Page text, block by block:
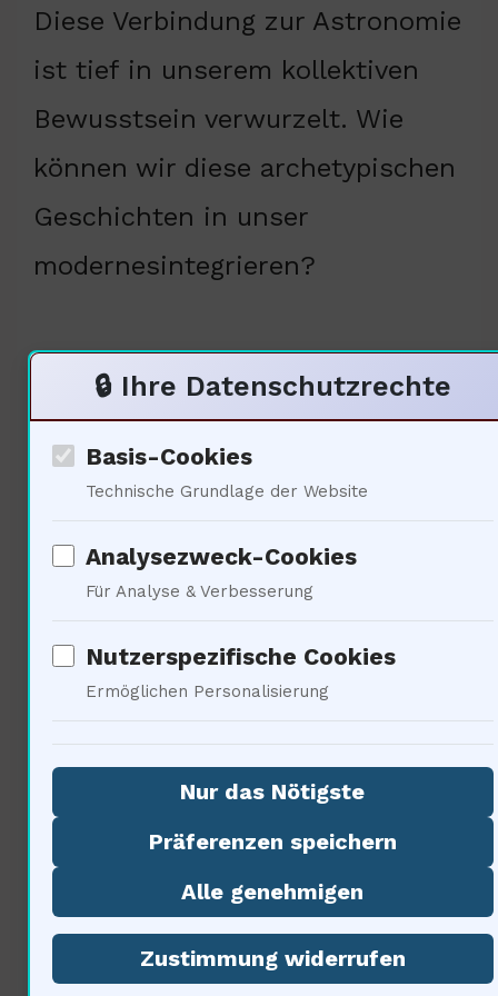
Diese Verbindung zur Astronomie
ist tief in unserem kollektiven
Bewusstsein verwurzelt. Wie
können wir diese archetypischen
Geschichten in unser
modernesintegrieren?
Technologische
Entwicklungen und ihre
Bedeutung für die
Astronomie
Die Technologien, die wir heute
nutzen, revolutionieren unsere
Sicht auf den Himmel. Satelliten
und Teleskope ermöglichen es
uns, weit über das
🔒 Ihre Datenschutzrechte
Basis-Cookies
Technische Grundlage der Website
Analysezweck-Cookies
Für Analyse & Verbesserung
Nutzerspezifische Cookies
Ermöglichen Personalisierung
Nur das Nötigste
Präferenzen speichern
Alle genehmigen
Zustimmung widerrufen